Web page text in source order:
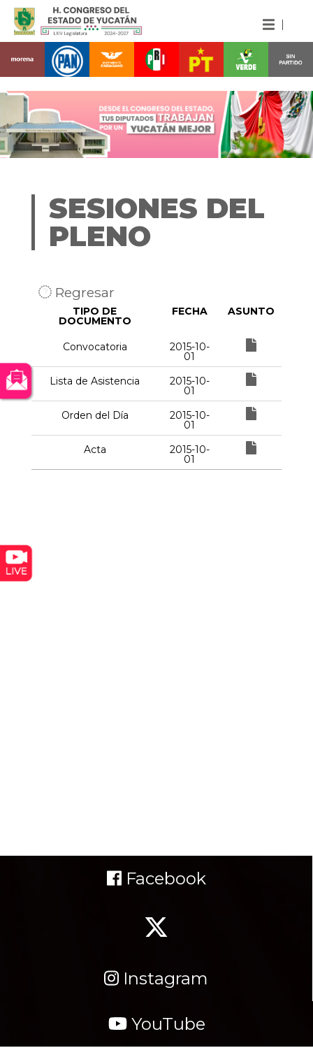
SESIONES DEL
PLENO
Regresar
TIPO DE
DOCUMENTO
FECHA ASUNTO
Convocatoria 2015-10-
01
Lista de Asistencia
2015-10-
01
Orden del Día
2015-10-
01
Acta
2015-10-
01
Facebook
Instagram
YouTube